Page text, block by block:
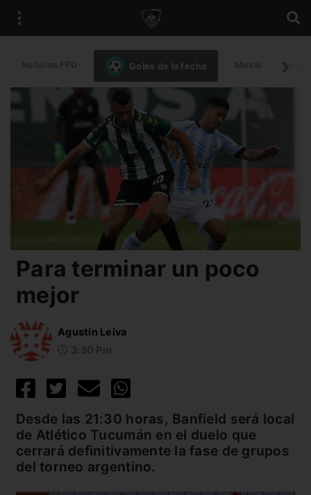
Goles de la fecha
Para terminar un poco
mejor
Agustín Leiva
Desde las 21:30 horas, Banfield será local
de Atlético Tucumán en el duelo que
cerrará definitivamente la fase de grupos
del torneo argentino.